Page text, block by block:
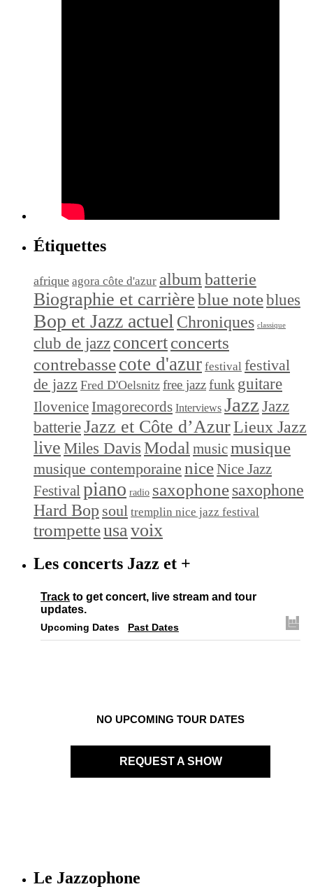
Étiquettes
afrique agora côte d'azur album batterie
Biographie et carrièreblue noteblues
Bop et Jazz actuel Chroniques classique
club de jazz concertconcerts
contrebassecote d'azur festival festival
de jazz Fred D'Oelsnitz free jazzfunk guitare
Ilovenice Imagorecords Interviews Jazz Jazz
batterieJazz et Côte d’AzurLieux Jazz
live Miles Davis Modal musicmusique
musique contemporaine niceNice Jazz
Festival piano radio saxophonesaxophone
Hard Bop soul tremplin nice jazz festival
trompetteusa voix
Les concerts Jazz et +
Track to get concert, live stream and tour
updates.
Upcoming Dates Past Dates
NO UPCOMING TOUR DATES
REQUEST A SHOW
Le Jazzophone